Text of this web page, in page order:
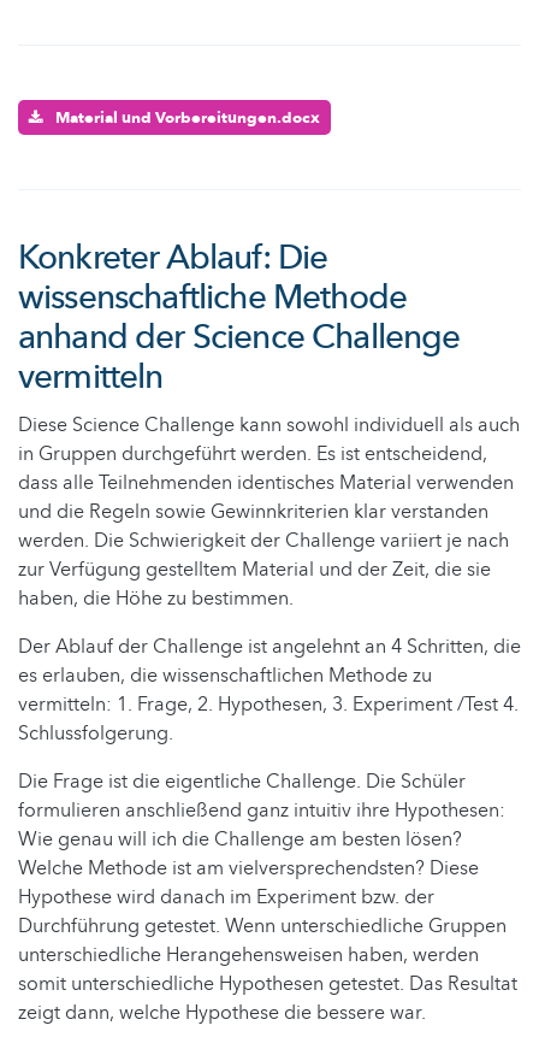
Material und Vorbereitungen.docx
Konkreter Ablauf: Die
wissenschaftliche Methode
anhand der Science Challenge
vermitteln
Diese Science Challenge kann sowohl individuell als auch
in Gruppen durchgeführt werden. Es ist entscheidend,
dass alle Teilnehmenden identisches Material verwenden
und die Regeln sowie Gewinnkriterien klar verstanden
werden. Die Schwierigkeit der Challenge variiert je nach
zur Verfügung gestelltem Material und der Zeit, die sie
haben, die Höhe zu bestimmen.
Der Ablauf der Challenge ist angelehnt an 4 Schritten, die
es erlauben, die wissenschaftlichen Methode zu
vermitteln: 1. Frage, 2. Hypothesen, 3. Experiment /Test 4.
Schlussfolgerung.
Die Frage ist die eigentliche Challenge. Die Schüler
formulieren anschließend ganz intuitiv ihre Hypothesen:
Wie genau will ich die Challenge am besten lösen?
Welche Methode ist am vielversprechendsten? Diese
Hypothese wird danach im Experiment bzw. der
Durchführung getestet. Wenn unterschiedliche Gruppen
unterschiedliche Herangehensweisen haben, werden
somit unterschiedliche Hypothesen getestet. Das Resultat
zeigt dann, welche Hypothese die bessere war.